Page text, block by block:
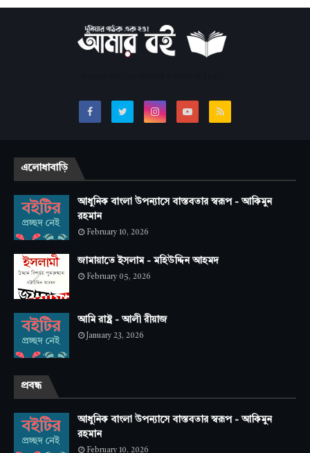
এলোধাবাড়ি
আধুনিক বাংলা উপন্যাসে বাস্তবতার স্বরূপ - আকিমুন
রহমান
February 10, 2026
জামায়াতে ইসলাম - মহিউদ্দিন আহমদ
February 05, 2026
আমি রাষ্ট্র - আলী রীয়াজ
January 23, 2026
প্রবন্ধ
আধুনিক বাংলা উপন্যাসে বাস্তবতার স্বরূপ - আকিমুন
রহমান
February 10, 2026